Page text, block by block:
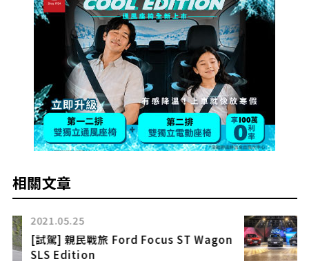
相關文章
2022.12.02
新增Vignale義式精品車型
2023 Ford Kuga全車系升級